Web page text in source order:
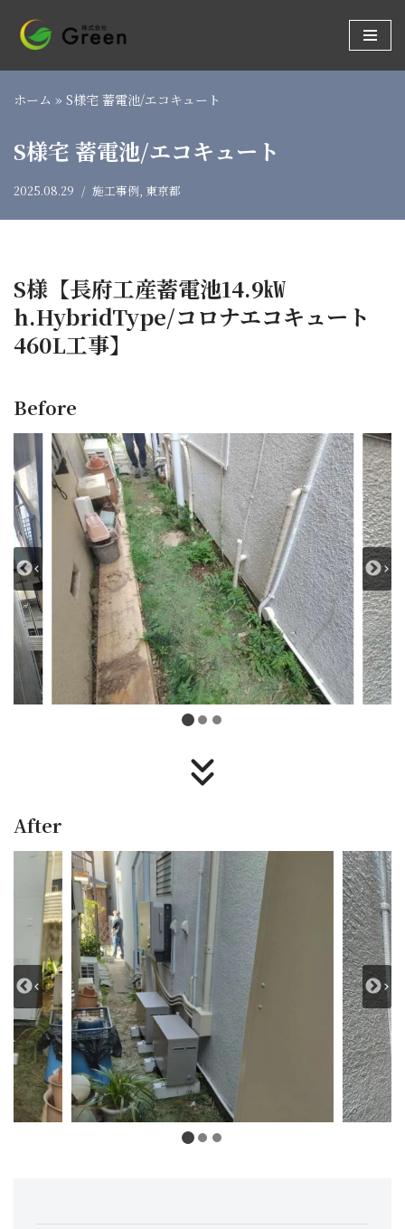
コ
ン
テ
へ
ス
ホーム » S様宅 蓄電池/エコキュート
S様宅 蓄電池/エコキュート
2025.08.29 施工事例, 東京都
S様【長府工産蓄電池14.9㎾
h.HybridType/コロナエコキュート
460L工事】
Before
After